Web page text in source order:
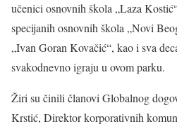
učenici osnovnih škola „Laza
specijanih osnovnih škola „Novi
„Ivan Goran Kovačić“, kao i sva
svakodnevno igraju u ovom parku.
Žiri su činili članovi Globalnog
Krstić, Direktor korporativnih